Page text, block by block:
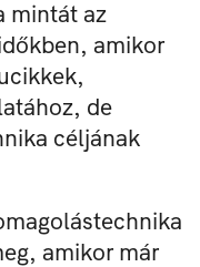
mintát az
amikor
de
céljának
amikor már